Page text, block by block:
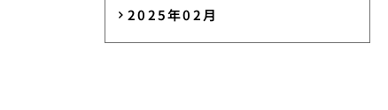
2025年02月